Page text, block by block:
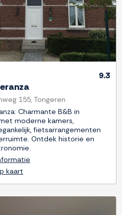
9.3
155, Tongeren
Charmante B&B in
moderne kamers,
fietsarrangementen
Ontdek historie en
kaart